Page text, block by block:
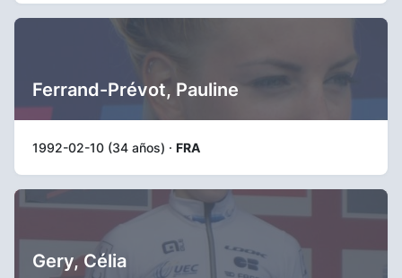
Ferrand-Prévot, Pauline
1992-02-10 (34 años) · FRA
Gery, Célia